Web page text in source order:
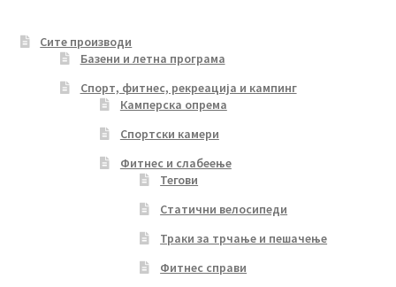
product
Сите производи
Базени и летна програма
Спорт, фитнес, рекреација и кампинг
Камперска опрема
Спортски камери
Фитнес и слабеење
Тегови
Статични велосипеди
Траки за трчање и пешачење
Фитнес справи